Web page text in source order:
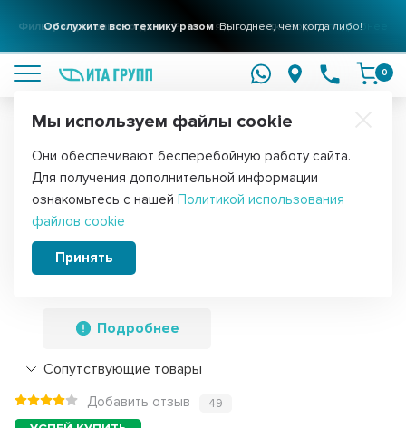
Обслужите всю технику разомВыгоднее, чем когда либо!
Фильтры для вашего домаРешения для очистки воды подробнее
0
Главная Запчасти для посудомоечных машин Уплотнители
Резиновый уплотнитель (прокладка)
двери для посудомоечной машины
Bosch, Siemens, 1820мм, 00263096,
BS263096), 263096
Подробнее
Сопутствующие товары
Добавить отзыв 49
Мы используем файлы cookie
Они обеспечивают бесперебойную работу сайта.
Для получения дополнительной информации
ознакомьтесь с нашей Политикой использования
файлов cookie
Принять